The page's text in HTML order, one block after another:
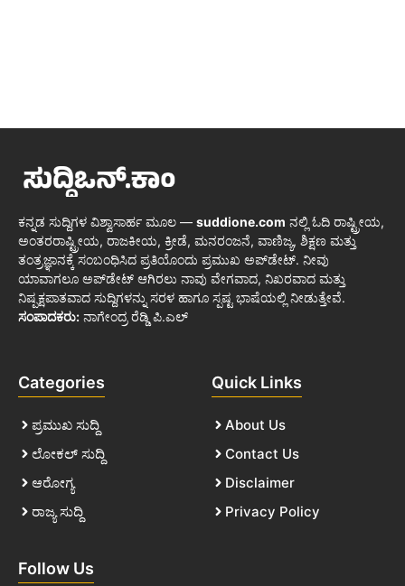
ಕನ್ನಡ ಸುದ್ದಿಗಳ ವಿಶ್ವಾಸಾರ್ಹ ಮೂಲ — suddione.com ನಲ್ಲಿ ಓದಿ ರಾಷ್ಟ್ರೀಯ,
ಅಂತರರಾಷ್ಟ್ರೀಯ, ರಾಜಕೀಯ, ಕ್ರೀಡೆ, ಮನರಂಜನೆ, ವಾಣಿಜ್ಯ, ಶಿಕ್ಷಣ ಮತ್ತು
ತಂತ್ರಜ್ಞಾನಕ್ಕೆ ಸಂಬಂಧಿಸಿದ ಪ್ರತಿಯೊಂದು ಪ್ರಮುಖ ಅಪ್‌ಡೇಟ್. ನೀವು
ಯಾವಾಗಲೂ ಅಪ್‌ಡೇಟ್ ಆಗಿರಲು ನಾವು ವೇಗವಾದ, ನಿಖರವಾದ ಮತ್ತು
ನಿಷ್ಪಕ್ಷಪಾತವಾದ ಸುದ್ದಿಗಳನ್ನು ಸರಳ ಹಾಗೂ ಸ್ಪಷ್ಟ ಭಾಷೆಯಲ್ಲಿ ನೀಡುತ್ತೇವೆ.
ಸಂಪಾದಕರು: ನಾಗೇಂದ್ರ ರೆಡ್ಡಿ ಪಿ.ಎಲ್
Categories
ಪ್ರಮುಖ ಸುದ್ದಿ
ಲೋಕಲ್ ಸುದ್ದಿ
ಆರೋಗ್ಯ
ರಾಜ್ಯ ಸುದ್ದಿ
Quick Links
About Us
Contact Us
Disclaimer
Privacy Policy
Follow Us